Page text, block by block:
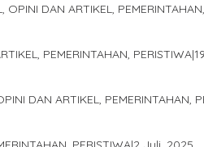
DAN ARTIKEL,
PEMERINTAHAN, PERISTIWA|
DAN ARTIKEL, PEMERINTAHAN,